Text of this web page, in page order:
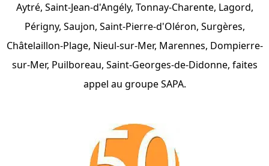
Aytré, Saint-Jean-d'Angély, Tonnay-Charente, Lagord,
Périgny, Saujon, Saint-Pierre-d'Oléron, Surgères,
Châtelaillon-Plage, Nieul-sur-Mer, Marennes, Dompierre-
sur-Mer, Puilboreau, Saint-Georges-de-Didonne, faites
appel au groupe SAPA.